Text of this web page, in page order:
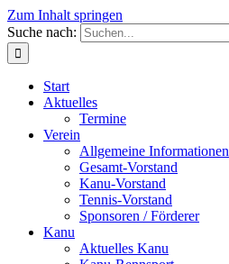
Zum Inhalt springen
Suche nach:
Start
Aktuelles
Termine
Verein
Allgemeine Informationen
Gesamt-Vorstand
Kanu-Vorstand
Tennis-Vorstand
Sponsoren / Förderer
Kanu
Aktuelles Kanu